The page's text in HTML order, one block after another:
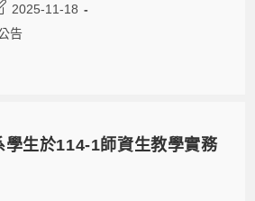
2025-11-18
告
學生於114-1師資生教學實務